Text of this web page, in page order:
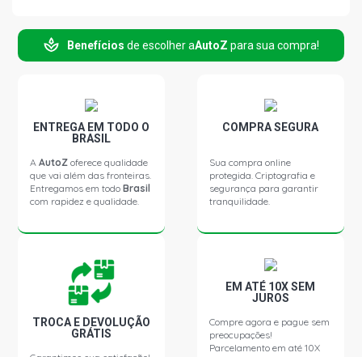
Benefícios de escolher aAutoZ para sua compra!
ENTREGA EM TODO O
BRASIL
AAutoZ oferece qualidade
que vai além das fronteiras.
Entregamos em todoBrasil
com rapidez e qualidade.
COMPRA SEGURA
Sua compra online
protegida. Criptografia e
segurança para garantir
tranquilidade.
TROCA E DEVOLUÇÃO
GRÁTIS
EM ATÉ 10X SEM
JUROS
Compre agora e pague sem
preocupações!
Parcelamento em até 10X